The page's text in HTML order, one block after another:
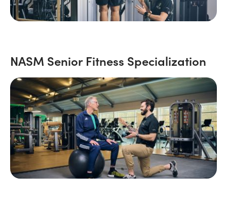
NASM Senior Fitness Specialization